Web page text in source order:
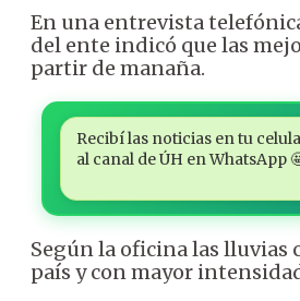
En una entrevista
del ente indicó que las
partir de manaña.
Recibí las noticias en tu
al canal de ÚH en WhatsApp
Según la oficina las lluvias
país y con mayor